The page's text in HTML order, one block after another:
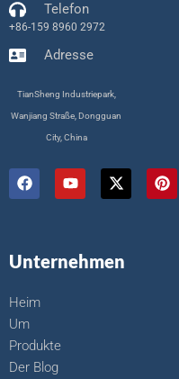
Telefon
+86-159 8960 2972
Adresse
TianSheng Industriepark,
Wanjiang Straße, Dongguan
City, China
a
u
f
e
o
o
k
.
Y
o
u
e
X
-
T
t
P
i
n
Unternehmen
Heim
Um
Produkte
Der Blog